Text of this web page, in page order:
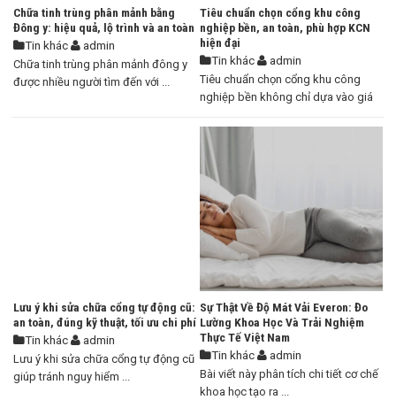
Chữa tinh trùng phân mảnh bằng
Đông y: hiệu quả, lộ trình và an toàn
Tin khác
admin
Chữa tinh trùng phân mảnh đông y
được nhiều người tìm đến với ...
Tiêu chuẩn chọn cổng khu công
nghiệp bền, an toàn, phù hợp KCN
hiện đại
Tin khác
admin
Tiêu chuẩn chọn cổng khu công
nghiệp bền không chỉ dựa vào giá
Lưu ý khi sửa chữa cổng tự động cũ:
an toàn, đúng kỹ thuật, tối ưu chi phí
Tin khác
admin
Lưu ý khi sửa chữa cổng tự động cũ
giúp tránh nguy hiểm ...
Sự Thật Về Độ Mát Vải Everon: Đo
Lường Khoa Học Và Trải Nghiệm
Thực Tế Việt Nam
Tin khác
admin
Bài viết này phân tích chi tiết cơ chế
khoa học tạo ra ...